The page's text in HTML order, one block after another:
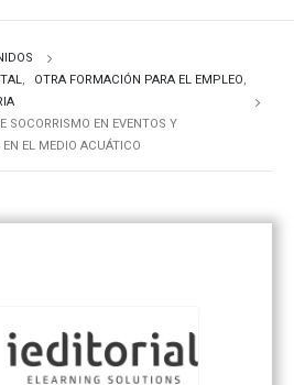
, OTRA FORMACIÓN PARA EL EMPLEO,
SOCORRISMO EN EVENTOS Y
EL MEDIO ACUÁTICO